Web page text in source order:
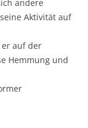
andere
Aktivität auf
auf der
Hemmung und